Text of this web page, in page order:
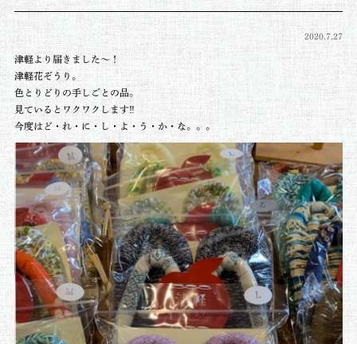
2020.7.27
津軽より届きました～！
津軽花ぞうり。
色とりどりの手しごとの品。
見ているとワクワクします‼
今度はど・れ・に・し・よ・う・か・な。。。